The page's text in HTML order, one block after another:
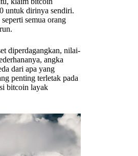
untuk dirinya sendiri.
semua orang
diperdagangkan, nilai-
angka
dari apa yang
penting terletak pada
bitcoin layak